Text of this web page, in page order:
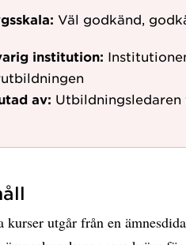
Väl godkänd,
institution:
av:
kurser utgår från en